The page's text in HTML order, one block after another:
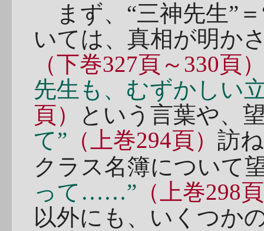
まず、“三神先生”
いては、真相が明か
（下巻327頁～330頁
先生も、むずかしい
頁）
という言葉や、
て” （上巻294頁）訪
クラス名簿について
って……” （上巻298
以外にも、いくつか